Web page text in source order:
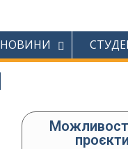
НОВИНИ